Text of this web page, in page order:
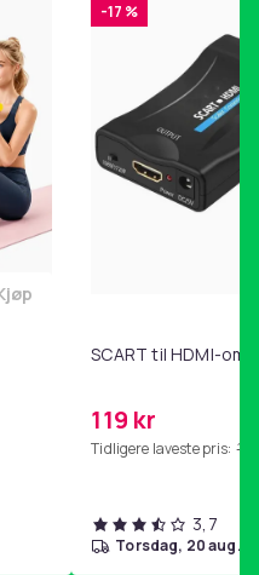
The Netherlands
Magetrener, 6-rørs
-17 %
SCART til HDMI-
119 kr
Tidligere laveste pris:
3,7
torsdag, 20 aug.